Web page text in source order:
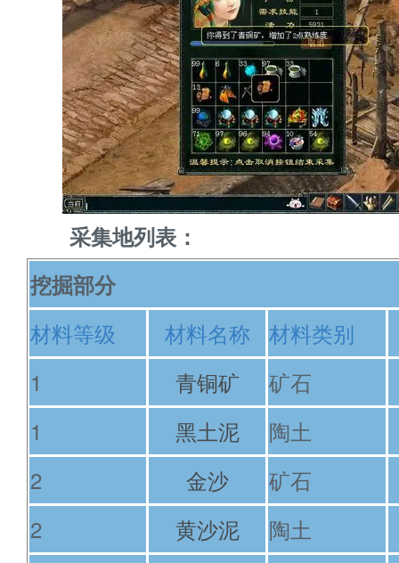
采集地列表：
挖掘部分
材料等级 材料名称
材料类别
1
青铜矿
矿石
1
黑土泥
陶土
2
金沙
矿石
2
黄沙泥
陶土